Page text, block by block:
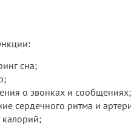
сна;
о звонках и сообщениях;
сердечного ритма и
калорий;